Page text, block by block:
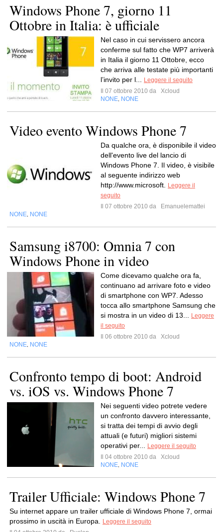
Windows Phone 7, giorno 11
Ottobre in Italia: è ufficiale
Nel caso in cui servissero ancora
conferme sul fatto che WP7 arriverà
in Italia il giorno 11 Ottobre, ecco
che arriva alle testate più importanti
l’invito per l...
Leggere il seguito
Il 07 ottobre 2010 da
Xcloud
NONE NONE
Video evento Windows Phone 7
Da qualche ora, è disponibile il video
dell'evento live del lancio di
Windows Phone 7. Il video, è visibile
al seguente indirizzo web
http://www.microsoft.
Leggere il
seguito
Il 07 ottobre 2010 da
Emanuelemattei
NONE NONE
Samsung i8700: Omnia 7 con
Windows Phone in video
Come dicevamo qualche ora fa,
continuano ad arrivare foto e video
di smartphone con WP7. Adesso
tocca allo smartphone Samsung che
si mostra in un video di 13...
Leggere
il seguito
Il 06 ottobre 2010 da
Xcloud
NONE NONE
Confronto tempo di boot: Android
vs. iOS vs. Windows Phone 7
Nei seguenti video potrete vedere
un confronto davvero interessante,
si tratta dei tempi di avvio degli
attuali (e futuri) migliori sistemi
operativi per...
Leggere il seguito
Il 04 ottobre 2010 da
Xcloud
NONE NONE
Trailer Ufficiale: Windows Phone 7
Su internet appare un trailer ufficiale di Windows Phone 7, ormai
prossimo in uscità in Europa.
Leggere il seguito